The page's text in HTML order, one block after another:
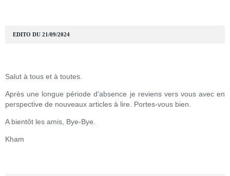
EDITO DU 21/09/2024
Salut à tous et à toutes.
Après une longue période d'absence je reviens vers vous avec en
perspective de nouveaux articles à lire. Portes-vous bien.
A bientôt les amis, Bye-Bye.
Kham